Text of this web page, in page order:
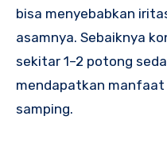
bisa menyebabkan
asamnya. Sebaiknya
sekitar 1–2 potong
mendapatkan
samping.